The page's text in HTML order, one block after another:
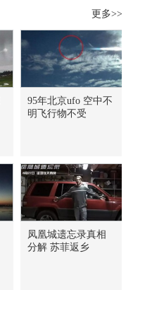
更多>>
95年北京ufo 空中不
明飞行物不受
凤凰城遗忘录真相
分解 苏菲返乡